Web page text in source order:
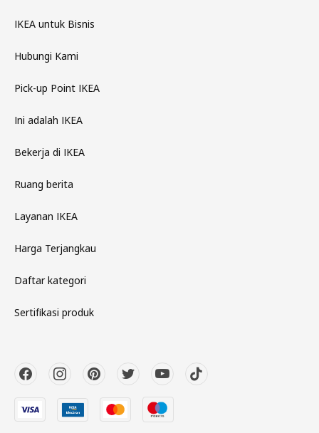
IKEA untuk Bisnis
Hubungi Kami
Pick-up Point IKEA
Ini adalah IKEA
Bekerja di IKEA
Ruang berita
Layanan IKEA
Harga Terjangkau
Daftar kategori
Sertifikasi produk